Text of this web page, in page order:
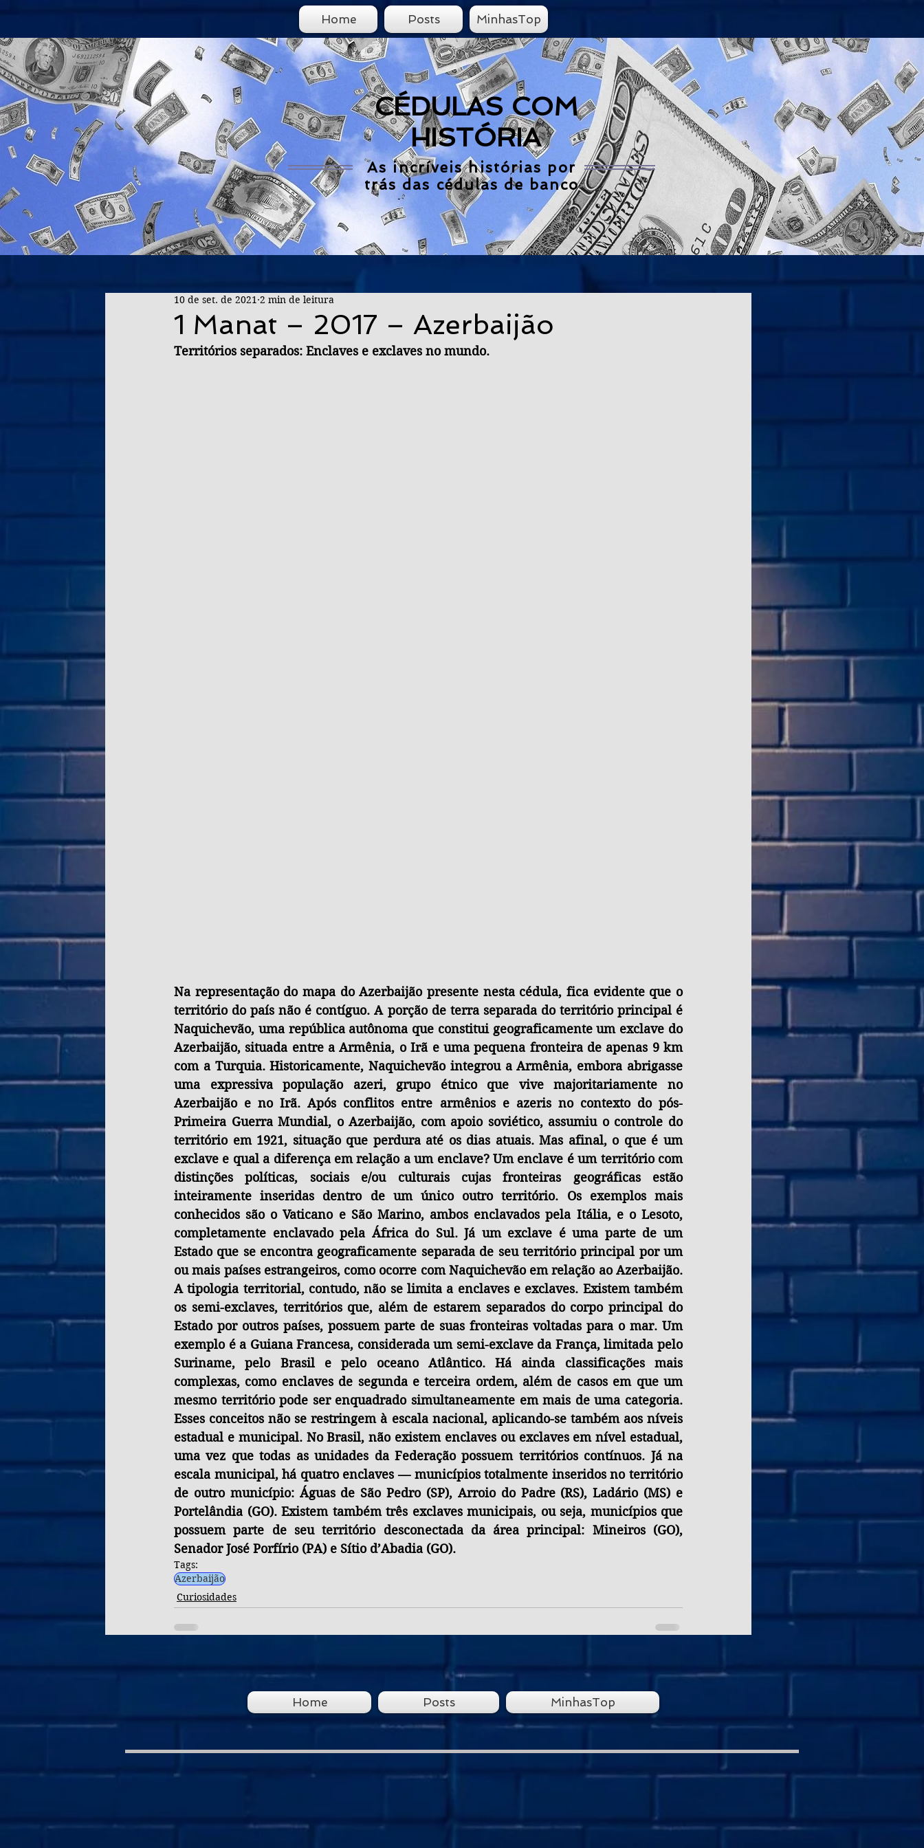
Home Posts MinhasTop
CÉDULAS COM
HISTÓRIA
As incríveis histórias por
trás das cédulas de banco
1 Manat – 2017 – Azerbaijão
10 de set. de 2021 2 min de leitura
Territórios separados: Enclaves e exclaves no mundo.
Na representação do mapa do Azerbaijão presente nesta cédula, fica evidente que o
território do país não é contíguo. A porção de terra separada do território principal é
Naquichevão, uma república autônoma que constitui geograficamente um exclave do
Azerbaijão, situada entre a Armênia, o Irã e uma pequena fronteira de apenas 9 km
com a Turquia. Historicamente, Naquichevão integrou a Armênia, embora abrigasse
uma expressiva população azeri, grupo étnico que vive majoritariamente no
Azerbaijão e no Irã. Após conflitos entre armênios e azeris no contexto do pós-
Primeira Guerra Mundial, o Azerbaijão, com apoio soviético, assumiu o controle do
território em 1921, situação que perdura até os dias atuais. Mas afinal, o que é um
exclave e qual a diferença em relação a um enclave? Um enclave é um território com
distinções políticas, sociais e/ou culturais cujas fronteiras geográficas estão
inteiramente inseridas dentro de um único outro território. Os exemplos mais
conhecidos são o Vaticano e São Marino, ambos enclavados pela Itália, e o Lesoto,
completamente enclavado pela África do Sul. Já um exclave é uma parte de um
Estado que se encontra geograficamente separada de seu território principal por um
ou mais países estrangeiros, como ocorre com Naquichevão em relação ao Azerbaijão.
A tipologia territorial, contudo, não se limita a enclaves e exclaves. Existem também
os semi-exclaves, territórios que, além de estarem separados do corpo principal do
Estado por outros países, possuem parte de suas fronteiras voltadas para o mar. Um
exemplo é a Guiana Francesa, considerada um semi-exclave da França, limitada pelo
Suriname, pelo Brasil e pelo oceano Atlântico. Há ainda classificações mais
complexas, como enclaves de segunda e terceira ordem, além de casos em que um
mesmo território pode ser enquadrado simultaneamente em mais de uma categoria.
Esses conceitos não se restringem à escala nacional, aplicando-se também aos níveis
estadual e municipal. No Brasil, não existem enclaves ou exclaves em nível estadual,
uma vez que todas as unidades da Federação possuem territórios contínuos. Já na
escala municipal, há quatro enclaves — municípios totalmente inseridos no território
de outro município: Águas de São Pedro (SP), Arroio do Padre (RS), Ladário (MS) e
Portelândia (GO). Existem também três exclaves municipais, ou seja, municípios que
possuem parte de seu território desconectada da área principal: Mineiros (GO),
Senador José Porfírio (PA) e Sítio d’Abadia (GO).
Tags:
Azerbaijão
Curiosidades
Home Posts MinhasTop